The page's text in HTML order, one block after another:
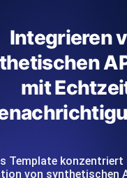
Integrieren
mit
Template
von synthetischen